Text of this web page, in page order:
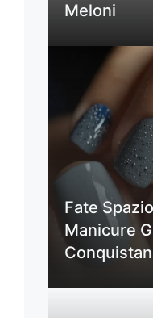
Meloni
Fate
Manicure